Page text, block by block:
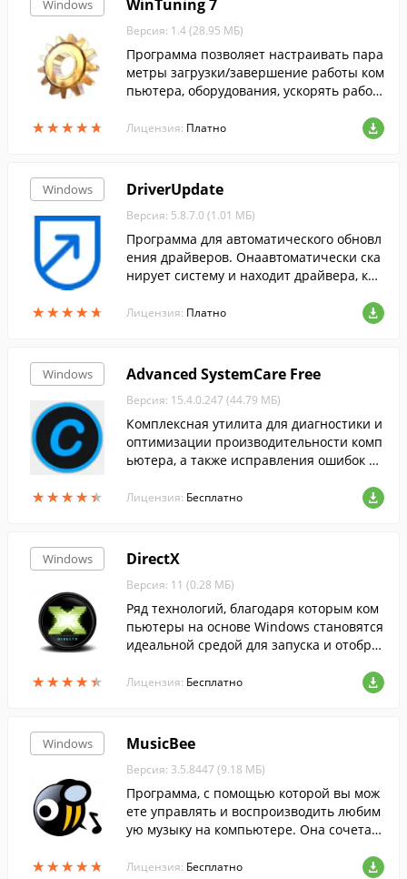
Windows
★★★★★
★★★★★
WinTuning 7
Версия: 1.4 (28.95 МБ)
Программа позволяет настраивать пара
метры загрузки/завершение работы ком
пьютера, оборудования, ускорять работ
скрытые настройки Windows 7.
Лицензия: Платно
Windows
★★★★★
★★★★★
DriverUpdate
Версия: 5.8.7.0 (1.01 МБ)
Программа для автоматического обновл
ения драйверов. Онаавтоматически ска
нирует систему и находит драйвера, кот
Лицензия: Платно
Windows
★★★★★
★★★★★
Advanced SystemCare Free
Версия: 15.4.0.247 (44.79 МБ)
Комплексная утилита для диагностики и
оптимизации производительности комп
ьютера, а также исправления ошибок си
Лицензия: Бесплатно
Windows
★★★★★
★★★★★
DirectX
Версия: 11 (0.28 МБ)
Ряд технологий, благодаря которым ком
пьютеры на основе Windows становятся
идеальной средой для запуска и отобра
и мультимедиа....
Лицензия: Бесплатно
Windows
★★★★★
★★★★★
MusicBee
Версия: 3.5.8447 (9.18 МБ)
Программа, с помощью которой вы мож
ете управлять и воспроизводить любим
ую музыку на компьютере. Она сочетае
ра тегов и менеджера музыки....
Лицензия: Бесплатно